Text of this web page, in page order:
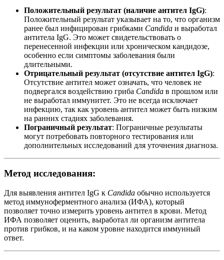
Положительный результат (наличие антител IgG):
Положительный результат указывает на то, что организм
ранее был инфицирован грибками Candida и выработал
антитела IgG. Это может свидетельствовать о
перенесенной инфекции или хроническом кандидозе,
особенно если симптомы заболевания были
длительными.
Отрицательный результат (отсутствие антител IgG):
Отсутствие антител может означать, что человек не
подвергался воздействию гриба Candida в прошлом или
не выработал иммунитет. Это не всегда исключает
инфекцию, так как уровень антител может быть низким
на ранних стадиях заболевания.
Пограничный результат: Пограничные результаты
могут потребовать повторного тестирования или
дополнительных исследований для уточнения диагноза.
Метод исследования:
Для выявления антител IgG к Candida обычно используется
метод иммуноферментного анализа (ИФА), который
позволяет точно измерить уровень антител в крови. Метод
ИФА позволяет оценить, выработал ли организм антитела
против грибков, и на каком уровне находится иммунный
ответ.